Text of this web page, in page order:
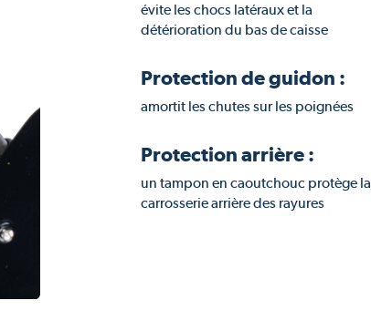
évite les chocs latéraux et la
détérioration du bas de caisse
Protection de guidon :
amortit les chutes sur les poignées
Protection arrière :
un tampon en caoutchouc protège la
carrosserie arrière des rayures